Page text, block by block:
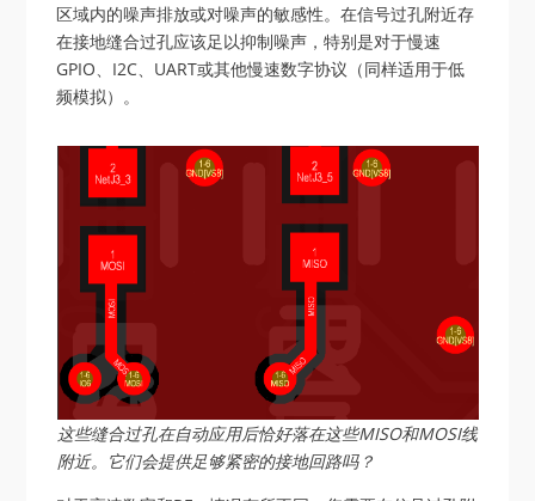
区域内的噪声排放或对噪声的敏感性。在信号过孔附近存
在接地缝合过孔应该足以抑制噪声，特别是对于慢速
GPIO、I2C、UART或其他慢速数字协议（同样适用于低
频模拟）。
这些缝合过孔在自动应用后恰好落在这些MISO和MOSI线
附近。它们会提供足够紧密的接地回路吗？